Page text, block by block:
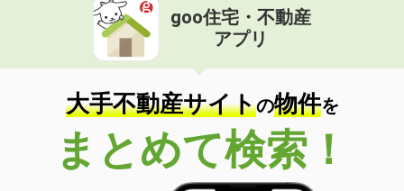
goo住宅・不動産
アプリ
大手不動産サイトの物件を
まとめて検索！